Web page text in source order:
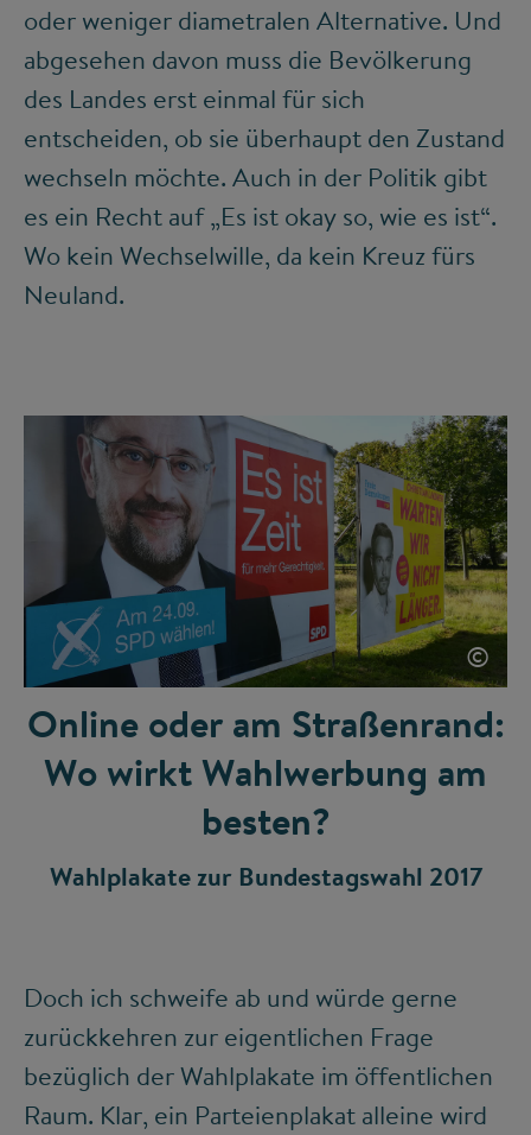
oder weniger diametralen Alternative. Und
abgesehen davon muss die Bevölkerung
des Landes erst einmal für sich
entscheiden, ob sie überhaupt den Zustand
wechseln möchte. Auch in der Politik gibt
es ein Recht auf „Es ist okay so, wie es ist“.
Wo kein Wechselwille, da kein Kreuz fürs
Neuland.
Online oder am Straßenrand:
Wo wirkt Wahlwerbung am
besten?
Wahlplakate zur Bundestagswahl 2017
©
Doch ich schweife ab und würde gerne
zurückkehren zur eigentlichen Frage
bezüglich der Wahlplakate im öffentlichen
Raum. Klar, ein Parteienplakat alleine wird